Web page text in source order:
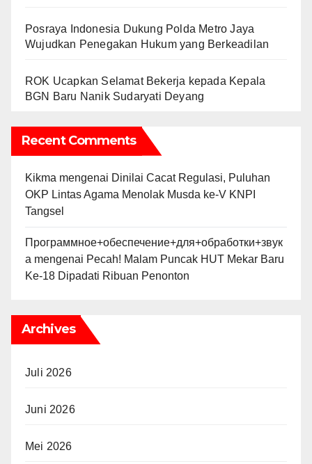
Posraya Indonesia Dukung Polda Metro Jaya
Wujudkan Penegakan Hukum yang Berkeadilan
ROK Ucapkan Selamat Bekerja kepada Kepala
BGN Baru Nanik Sudaryati Deyang
Recent Comments
Kikma mengenai Dinilai Cacat Regulasi, Puluhan
OKP Lintas Agama Menolak Musda ke-V KNPI
Tangsel
Программное+обеспечение+для+обработки+звук
а mengenai Pecah! Malam Puncak HUT Mekar Baru
Ke-18 Dipadati Ribuan Penonton
Archives
Juli 2026
Juni 2026
Mei 2026